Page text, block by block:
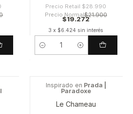
Precio Retail $28.990
Precio Normal$21.900
$19.272
3 x $6.424 sin interés
Cantidad
Inspirado en Prada |
Paradoxe
Le Chameau